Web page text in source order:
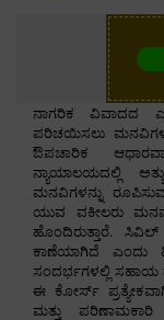
ನಾಗರಿಕ ವಿವಾದದ
ಪರಿಚಯಿಸಲು ಮನವಿಗಳು
ಔಪಚಾರಿಕ
ನ್ಯಾಯಾಲಯದಲ್ಲಿ
ಮನವಿಗಳನ್ನು
ಯುವ ವಕೀಲರು
ಹೊಂದಿರುತ್ತಾರೆ.
ಕಾಣೆಯಾಗಿದೆ ಎಂದು
ಸಂದರ್ಭಗಳಲ್ಲಿ ಸಹಾಯ
ಈ ಕೋರ್ಸ್
ಮತ್ತು